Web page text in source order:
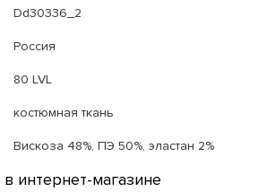
Dd30336_2
Россия
80 LVL
костюмная ткань
Вискоза 48%, ПЭ 50%, эластан 2%
интернет-магазине